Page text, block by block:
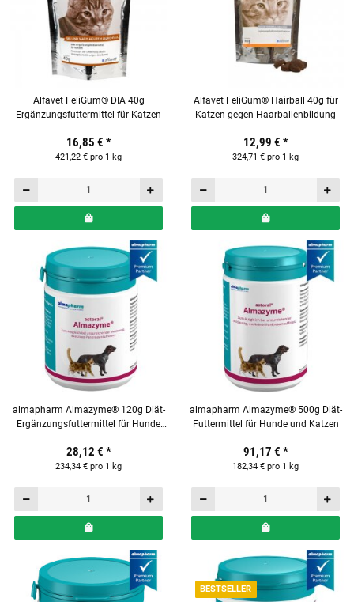
Alfavet FeliGum® DIA 40g
Ergänzungsfuttermittel für Katzen
16,85 € *
421,22 € pro 1 kg
Alfavet FeliGum® Hairball 40g für
Katzen gegen Haarballenbildung
12,99 € *
324,71 € pro 1 kg
almapharm Almazyme® 120g Diät-
Ergänzungsfuttermittel für Hunde
28,12 € *
234,34 € pro 1 kg
almapharm Almazyme® 500g Diät-
Futtermittel für Hunde und Katzen
91,17 € *
182,34 € pro 1 kg
BESTSELLER